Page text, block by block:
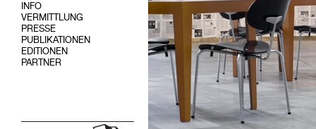
INFO
VERMITTLUNG
PRESSE
PUBLIKATIONEN
EDITIONEN
PARTNER